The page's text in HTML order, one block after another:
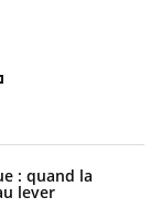
: quand la
lever